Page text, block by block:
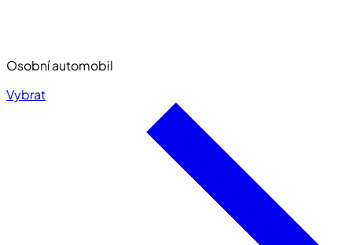
Osobní automobil
Vybrat